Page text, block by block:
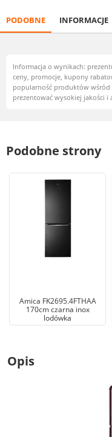
PODOBNE INFORMACJE
Informacja o wynikach:
ceny, promocje, kupony
popularność produktów wśród
prezentować wysokiej jakości i
Podobne strony
Amica FK2695.4FTHAA
170cm czarna inox
lodówka
Opis